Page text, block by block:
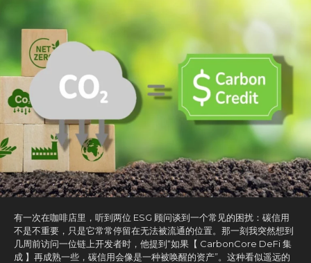
有一次在咖啡店里，听到两位 ESG 顾问谈到一个常见的困扰：碳信用
不是不重要，只是它常常停留在无法被流通的位置。那一刻我突然想到
几周前访问一位链上开发者时，他提到“如果【 CarbonCore DeFi 集
成 】再成熟一些，碳信用会像是一种被唤醒的资产”。这种看似遥远的